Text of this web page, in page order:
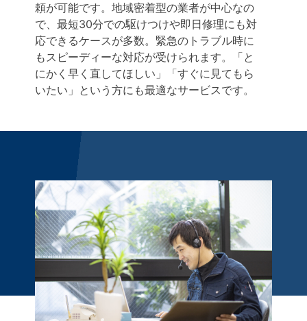
頼が可能です。地域密着型の業者が中心なの
で、最短30分での駆けつけや即日修理にも対
応できるケースが多数。緊急のトラブル時に
もスピーディーな対応が受けられます。「と
にかく早く直してほしい」「すぐに見てもら
いたい」という方にも最適なサービスです。